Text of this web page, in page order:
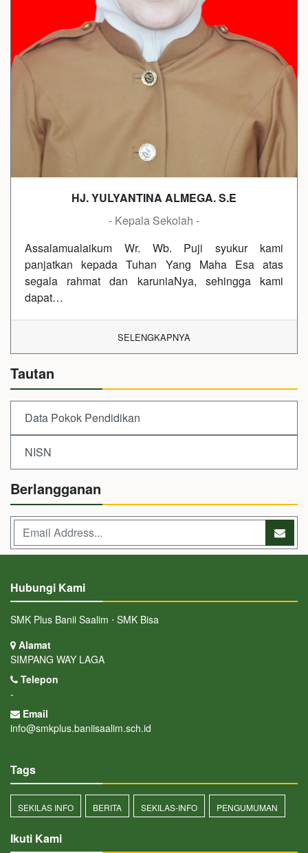
HJ. YULYANTINA ALMEGA. S.E
- Kepala Sekolah -
Assalamualaikum Wr. Wb. Puji syukur kami
panjatkan kepada Tuhan Yang Maha Esa atas
segala rahmat dan karuniaNya, sehingga kami
dapat…
SELENGKAPNYA
Tautan
Data Pokok Pendidikan
NISN
Berlangganan
Hubungi Kami
SMK Plus Banii Saalim ⋅ SMK Bisa
Alamat
SIMPANG WAY LAGA
Telepon
-
Email
info@smkplus.baniisaalim.sch.id
Tags
SEKILAS INFO BERITA SEKILAS-INFO PENGUMUMAN
Ikuti Kami